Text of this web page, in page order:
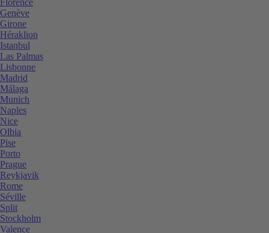
Genève
Girone
Héraklion
Istanbul
Las Palmas
Lisbonne
Madrid
Málaga
Munich
Naples
Nice
Olbia
Pise
Porto
Prague
Reykjavik
Rome
Séville
Split
Stockholm
Valence